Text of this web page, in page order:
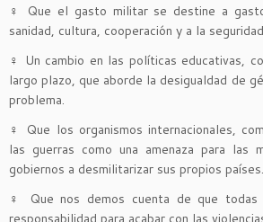
♀
Que el gasto militar se destine a
sanidad, cultura, cooperación y a la
♀ Un cambio en las políticas educativas,
largo plazo, que aborde la desigualdad de
problema.
♀
Que los organismos internacionales,
las guerras como una amenaza para las
gobiernos a desmilitarizar sus propios países.
♀
Que nos demos cuenta de que
responsabilidad para acabar con las